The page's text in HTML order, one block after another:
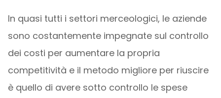
In quasi tutti i settori merceologici, le aziende
sono costantemente impegnate sul controllo
dei costi per aumentare la propria
competitività e il metodo migliore per riuscire
è quello di avere sotto controllo le spese